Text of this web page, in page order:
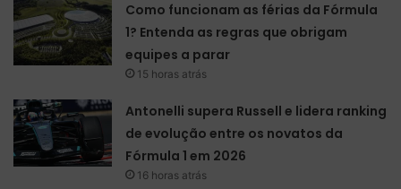
Como funcionam as férias da Fórmula
1? Entenda as regras que obrigam
equipes a parar
15 horas atrás
Antonelli supera Russell e lidera ranking
de evolução entre os novatos da
Fórmula 1 em 2026
16 horas atrás